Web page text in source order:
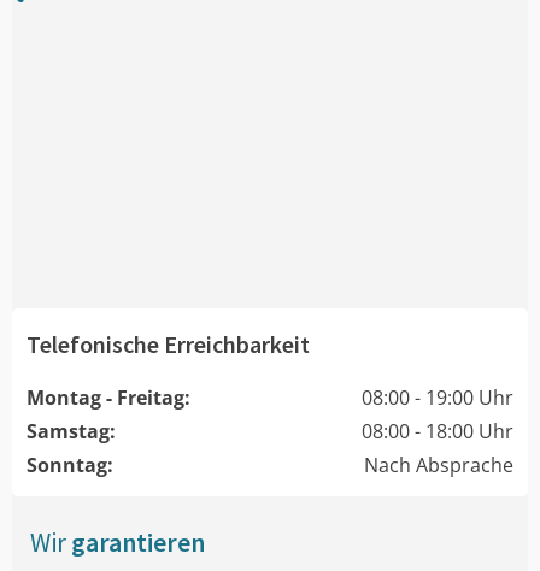
Telefonische Erreichbarkeit
Montag - Freitag:
08:00 - 19:00 Uhr
Samstag:
08:00 - 18:00 Uhr
Sonntag:
Nach Absprache
Wirgarantieren